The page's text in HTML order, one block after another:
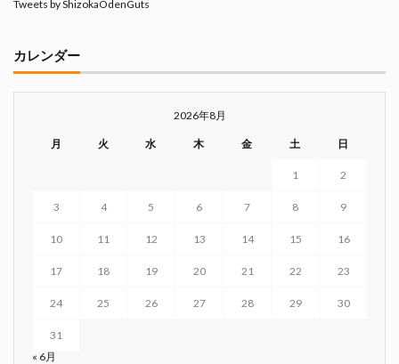
Tweets by ShizokaOdenGuts
カレンダー
2026年8月
月 火 水 木 金 土 日
1 2
3 4 5 6 7 8 9
10 11 12 13 14 15 16
17 18 19 20 21 22 23
24 25 26 27 28 29 30
31
« 6月